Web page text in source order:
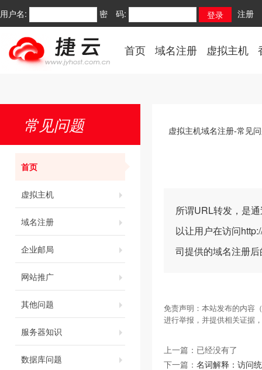
用户名: 密 码: 注册
首页 域名注册 虚拟主机
常见问题
首页
虚拟主机
域名注册
企业邮局
网站推广
其他问题
服务器知识
数据库问题
虚拟主机域名注册-常见
所谓URL转发，是
以让用户在访问
司提供的域名注册
免责声明：本站发布的内容
进行举报，并提供相关证据
上一篇：已经没有了
下一篇： 名词解释：访问